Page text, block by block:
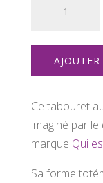
kenny
Ce tabouret
imaginé par le
marque Qui
Sa forme